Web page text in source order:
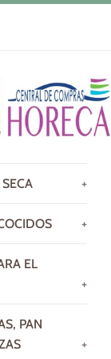
+
+
EL
+
PAN
+